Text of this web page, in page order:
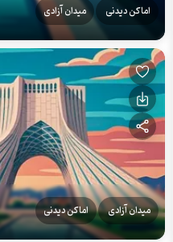
اماکن دیدنی میدان آزادی
میدان آزادی اماکن دیدنی